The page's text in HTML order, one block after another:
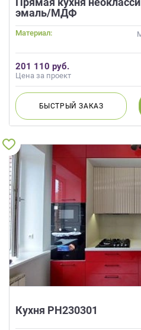
эмаль/МДФ
Материал:
201 110 руб.
Цена за проект
БЫСТРЫЙЗАКАЗ
Кухня РН230301
данных.